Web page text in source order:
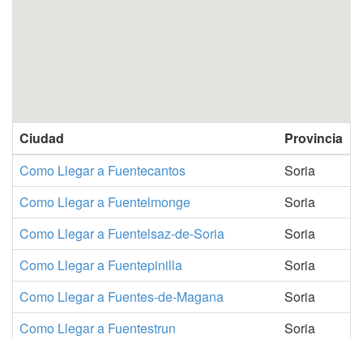
Ciudad
Provincia
Como Llegar a Fuentecantos
Soria
Como Llegar a Fuentelmonge
Soria
Como Llegar a Fuentelsaz-de-Soria
Soria
Como Llegar a Fuentepinilla
Soria
Como Llegar a Fuentes-de-Magana
Soria
Como Llegar a Fuentestrun
Soria